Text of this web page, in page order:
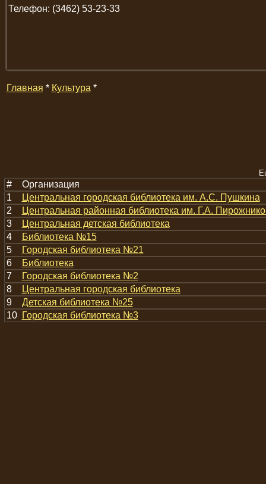
Телефон: (3462) 53-23-33
Главная * Культура *
#
Организация
1
Центральная городская библиотека им. А.С. Пушкина
2
Центральная районная библиотека им. Г.А.
3
Центральная детская библиотека
4
Библиотека №15
5
Городская библиотека №21
6
Библиотека
7
Городская библиотека №2
8
Центральная городская библиотека
9
Детская библиотека №25
10
Городская библиотека №3